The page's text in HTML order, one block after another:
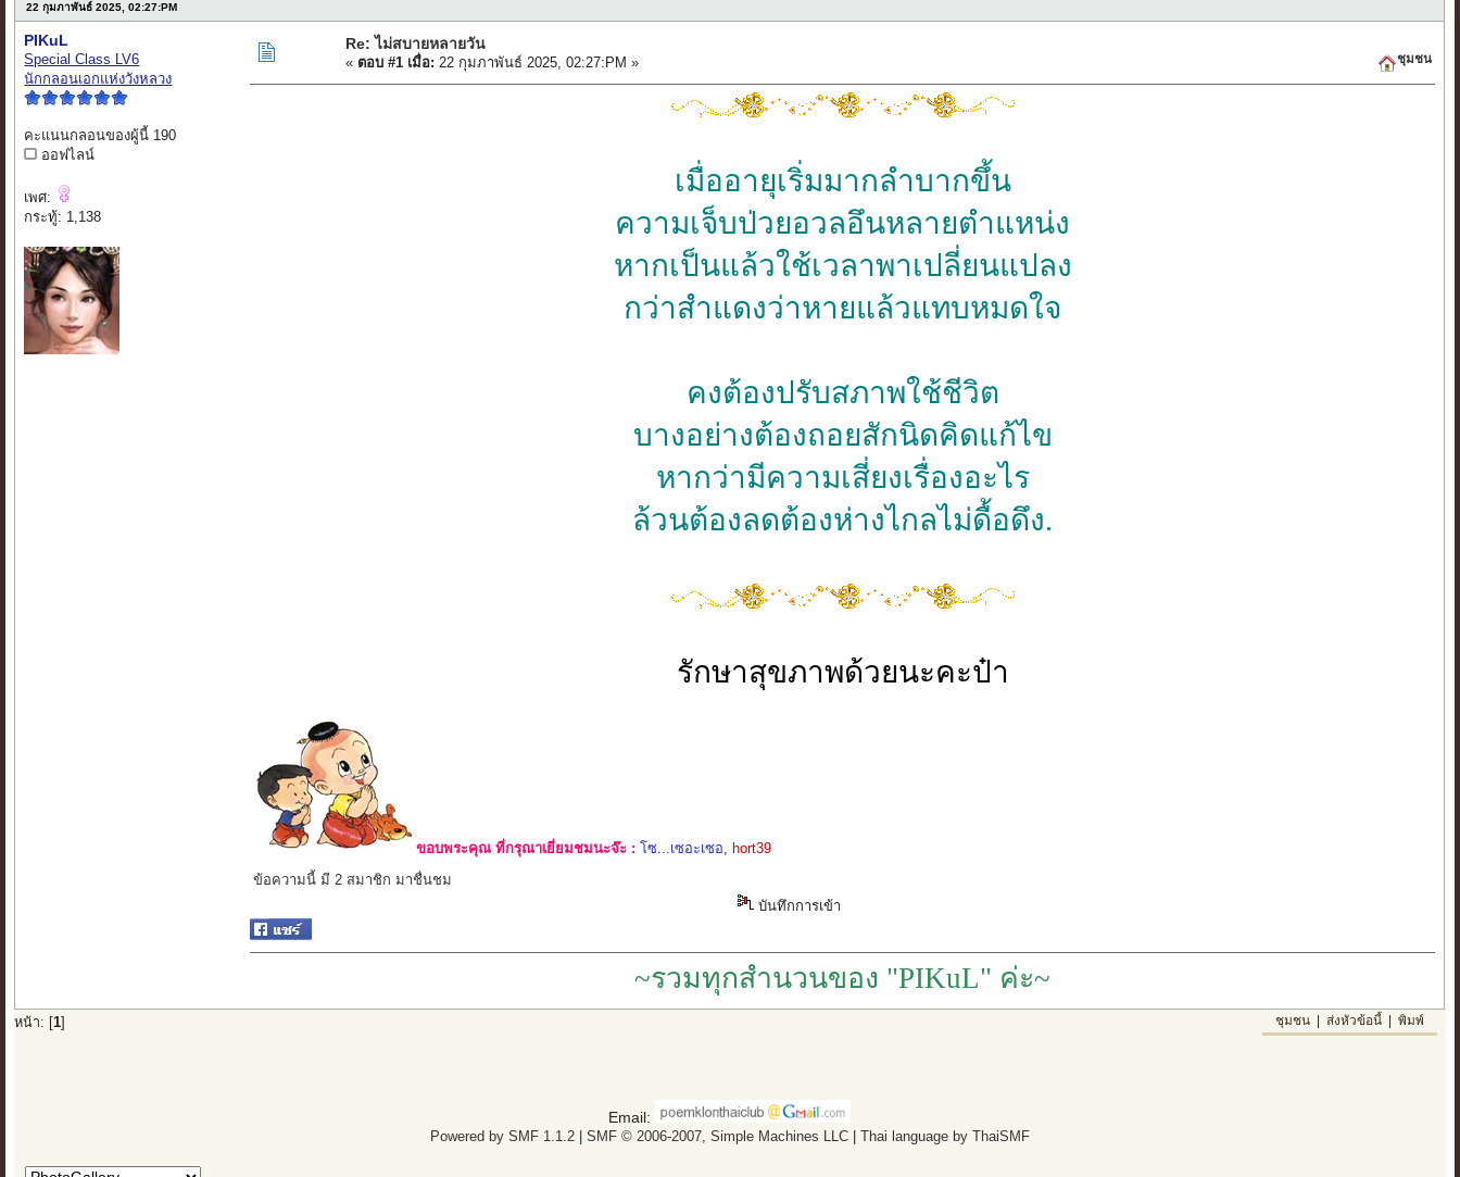
22 กุมภาพันธ์ 2025, 02:27:PM
PIKuL
Special Class LV6
นักกลอนเอกแห่งวังหลวง
คะแนนกลอนของผู้นี้ 190
ออฟไลน์
เพศ:
กระทู้: 1,138
Re: ไม่สบายหลายวัน
« ตอบ #1 เมื่อ: 22 กุมภาพันธ์ 2025, 02:27:PM » ชุมชน
เมื่ออายุเริ่มมากลำบากขึ้น
ความเจ็บป่วยอวลอึนหลายตำแหน่ง
หากเป็นแล้วใช้เวลาพาเปลี่ยนแปลง
กว่าสำแดงว่าหายแล้วแทบหมดใจ
คงต้องปรับสภาพใช้ชีวิต
บางอย่างต้องถอยสักนิดคิดแก้ไข
หากว่ามีความเสี่ยงเรื่องอะไร
ล้วนต้องลดต้องห่างไกลไม่ดื้อดึง.
รักษาสุขภาพด้วยนะคะป๋า
ขอบพระคุณ ที่กรุณาเยี่ยมชมนะจ๊ะ : โซ...เซอะเซอ, hort39
ข้อความนี้ มี 2 สมาชิก มาชื่นชม
บันทึกการเข้า
~รวมทุกสำนวนของ "PIKuL" ค่ะ~
หน้า: [1 ชุมชน| ส่งหัวข้อนี้| พิมพ์
Email:
Powered by SMF 1.1.2| SMF © 2006-2007, Simple Machines LLC| Thai language by ThaiSMF